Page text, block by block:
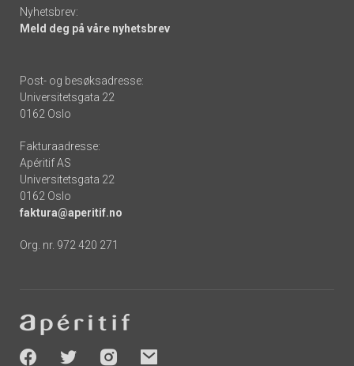
Nyhetsbrev:
Meld deg på våre nyhetsbrev
Post- og besøksadresse:
Universitetsgata 22
0162 Oslo
Fakturaadresse:
Apéritif AS
Universitetsgata 22
0162 Oslo
faktura@aperitif.no
Org. nr. 972 420 271
-